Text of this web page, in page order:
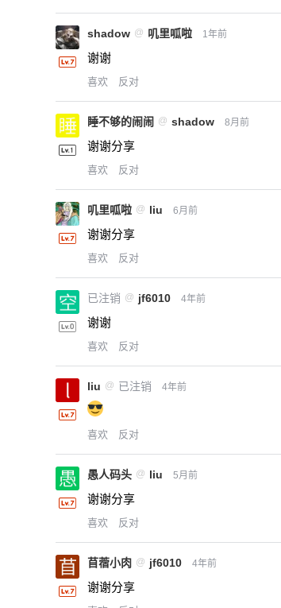
shadow @ 叽里呱啦 1年前
谢谢
喜欢 反对
睡不够的闹闹 @ shadow 8月前
谢谢分享
喜欢 反对
叽里呱啦 @ liu 6月前
谢谢分享
喜欢 反对
已注销 @ jf6010 4年前
谢谢
喜欢 反对
liu @ 已注销 4年前
喜欢 反对
愚人码头 @ liu 5月前
谢谢分享
喜欢 反对
苜蓿小肉 @ jf6010 4年前
谢谢分享